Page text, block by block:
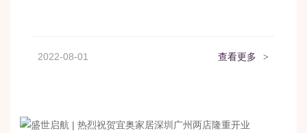
2022-08-01 查看更多 >